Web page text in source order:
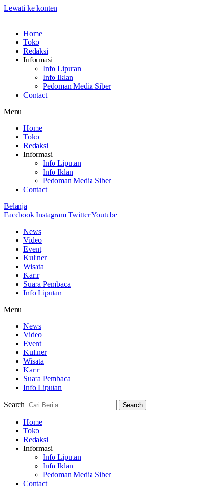
Lewati ke konten
Home
Toko
Redaksi
Informasi
Info Liputan
Info Iklan
Pedoman Media Siber
Contact
Menu
Home
Toko
Redaksi
Informasi
Info Liputan
Info Iklan
Pedoman Media Siber
Contact
Belanja
Facebook Instagram TwitterYoutube
News
Video
Event
Kuliner
Wisata
Karir
Suara Pembaca
Info Liputan
Menu
News
Video
Event
Kuliner
Wisata
Karir
Suara Pembaca
Info Liputan
Search Search
Home
Toko
Redaksi
Informasi
Info Liputan
Info Iklan
Pedoman Media Siber
Contact